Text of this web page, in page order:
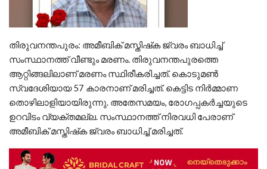
തിരുവനന്തപുരം: അമീബിക് മസ്തിഷ്‌ക ജ്വരം ബാധിച്ച്
സംസ്ഥാനത്ത് വീണ്ടും മരണം. തിരുവനന്തപുരത്തെ
ആറ്റിങ്ങലിലാണ് മരണം സ്ഥിരീകരിച്ചത്. കൊടുമണ്‍
സ്വദേശിയായ 57 കാരനാണ് മരിച്ചത്. കെട്ടിട നിര്‍മ്മാണ
തൊഴിലാളിയായിരുന്നു. അതേസമയം, രോഗപ്പകര്‍ച്ചയുടെ
ഉറവിടം വ്യക്തമല്ല. സംസ്ഥാനത്ത് നിരവധി പേരാണ്
അമീബിക് മസ്തിഷ്‌ക ജ്വരം ബാധിച്ച് മരിച്ചത്.